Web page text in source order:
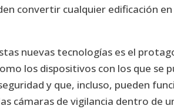
convertir cualquier edificación en
nuevas tecnologías es el
los dispositivos con los que se
y que, incluso, pueden
cámaras de vigilancia dentro de